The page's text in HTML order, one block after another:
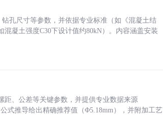
孔尺寸等参数，并依据专业标准（如《混凝土结
凝土强度C30下设计值约80kN）。内容涵盖安装
距、公差等关键参数，并提供专业数据来源
式推导给出精确推荐值（Φ5.18mm），并附加工艺